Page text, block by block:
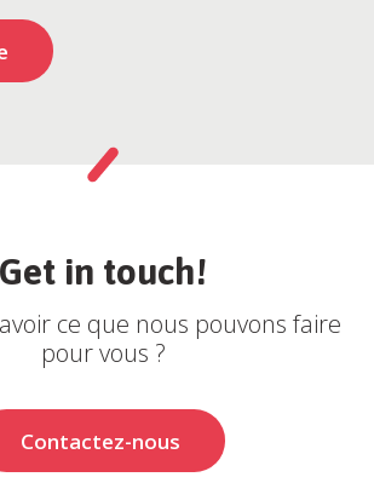
Get in touch!
ce que nous pouvons faire
pour vous ?
Contactez-nous